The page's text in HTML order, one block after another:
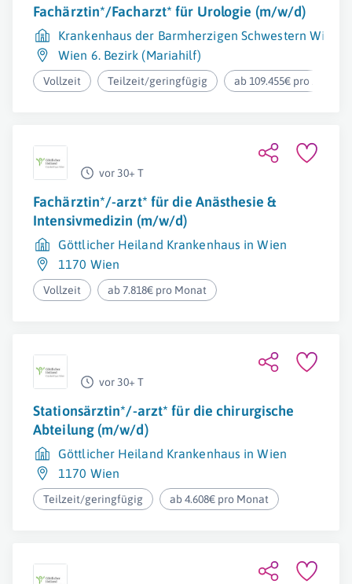
Fachärztin*/Facharzt* für Urologie (m/w/d)
Krankenhaus der Barmherzigen Schwestern Wien
Wien 6. Bezirk (Mariahilf)
Vollzeit Teilzeit/geringfügig ab 109.455€ pro Jahr
vor 30+ T
Fachärztin*/-arzt* für die Anästhesie &
Intensivmedizin (m/w/d)
Göttlicher Heiland Krankenhaus in Wien
1170 Wien
Vollzeit ab 7.818€ pro Monat
vor 30+ T
Stationsärztin*/-arzt* für die chirurgische
Abteilung (m/w/d)
Göttlicher Heiland Krankenhaus in Wien
1170 Wien
Teilzeit/geringfügig ab 4.608€ pro Monat